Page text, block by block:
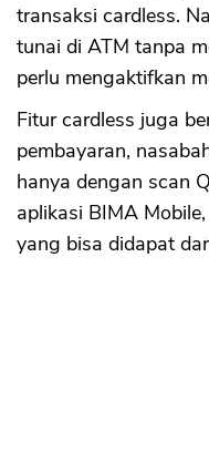
transaksi cardless.
tunai di ATM tanpa
perlu mengaktifkan
Fitur cardless juga
pembayaran,
hanya dengan scan
aplikasi BIMA
yang bisa didapat